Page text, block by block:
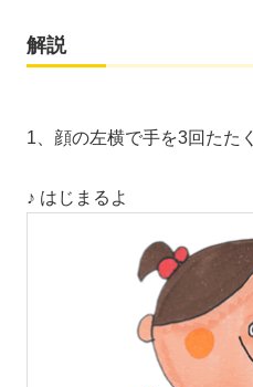
解説
1、顔の左横で手を3回たたく
♪ はじまるよ